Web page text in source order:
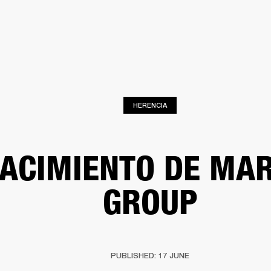
HERENCIA
DE
GROUP
PUBLISHED: 17 JUNE